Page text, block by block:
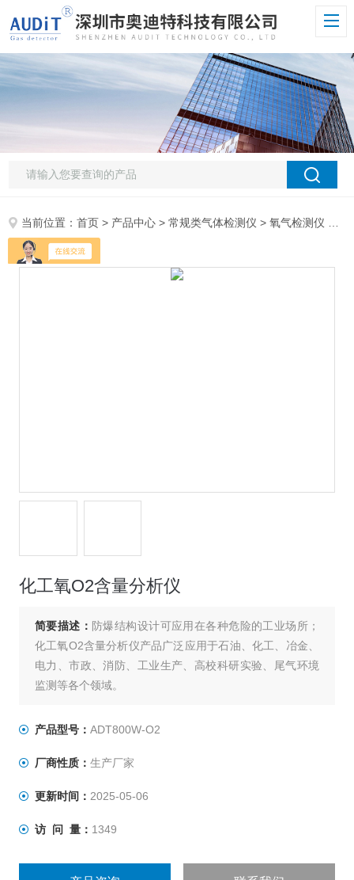
当前位置：首页 > 产品中心 >常规类气体检测仪 >氧气检测仪
化工氧O2含量分析仪
简要描述： 防爆结构设计可应用在各种危险的工业场所；
化工氧O2含量分析仪产品广泛应用于石油、化工、冶金、
电力、市政、消防、工业生产、高校科研实验、尾气环境
监测等各个领域。
产品型号： ADT800W-O2
厂商性质： 生产厂家
更新时间： 2025-05-06
访 问 量： 1349